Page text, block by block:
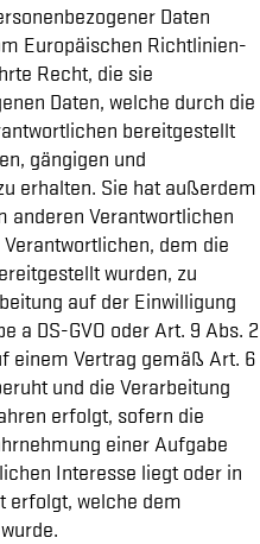
Daten
Europäischen Richtlinien-
Recht, die sie
Daten, welche durch die
bereitgestellt
gängigen und
erhalten. Sie hat außerdem
anderen Verantwortlichen
dem die
wurden, zu
auf der Einwilligung
a DS-GVO oder Art. 9 Abs. 2
einem Vertrag gemäß Art. 6
und die Verarbeitung
erfolgt, sofern die
einer Aufgabe
Interesse liegt oder in
erfolgt, welche dem